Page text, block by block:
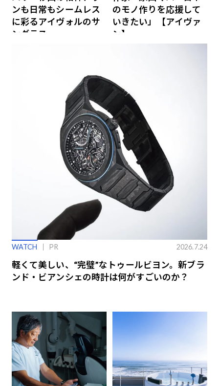
ンも日常もシームレス
に彩るアイヴォルのサ
ングラス
のモノ作りを応援して
いきたい」【アイヴァ
ン】
WATCH PR 2026.7.24
軽くて美しい、“完璧”なトゥールビヨン。新ブラ
ンド・ビアンシェの時計は何がすごいのか？